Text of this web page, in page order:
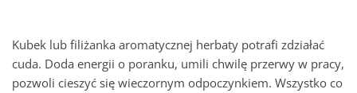
Szukaj
Kubek lub filiżanka aromatycznej herbaty potrafi zdziałać
cuda. Doda energii o poranku, umili chwilę przerwy w pracy,
pozwoli cieszyć się wieczornym odpoczynkiem. Wszystko co